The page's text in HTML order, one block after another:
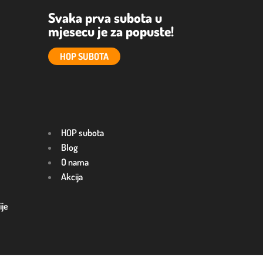
Svaka prva subota u
mjesecu je za popuste!
HOP SUBOTA
HOP subota
Blog
O nama
Akcija